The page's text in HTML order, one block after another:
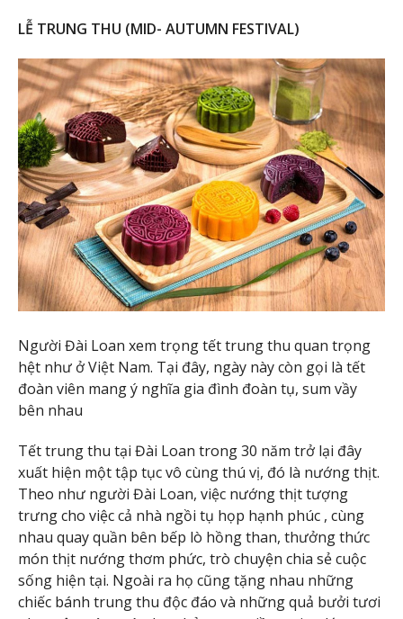
LỄ TRUNG THU (MID- AUTUMN FESTIVAL)
Người Đài Loan xem trọng tết trung thu quan trọng
hệt như ở Việt Nam. Tại đây, ngày này còn gọi là tết
đoàn viên mang ý nghĩa gia đình đoàn tụ, sum vầy
bên nhau
Tết trung thu tại Đài Loan trong 30 năm trở lại đây
xuất hiện một tập tục vô cùng thú vị, đó là nướng thịt.
Theo như người Đài Loan, việc nướng thịt tượng
trưng cho việc cả nhà ngồi tụ họp hạnh phúc , cùng
nhau quay quần bên bếp lò hồng than, thưởng thức
món thịt nướng thơm phức, trò chuyện chia sẻ cuộc
sống hiện tại. Ngoài ra họ cũng tặng nhau những
chiếc bánh trung thu độc đáo và những quả bưởi tươi